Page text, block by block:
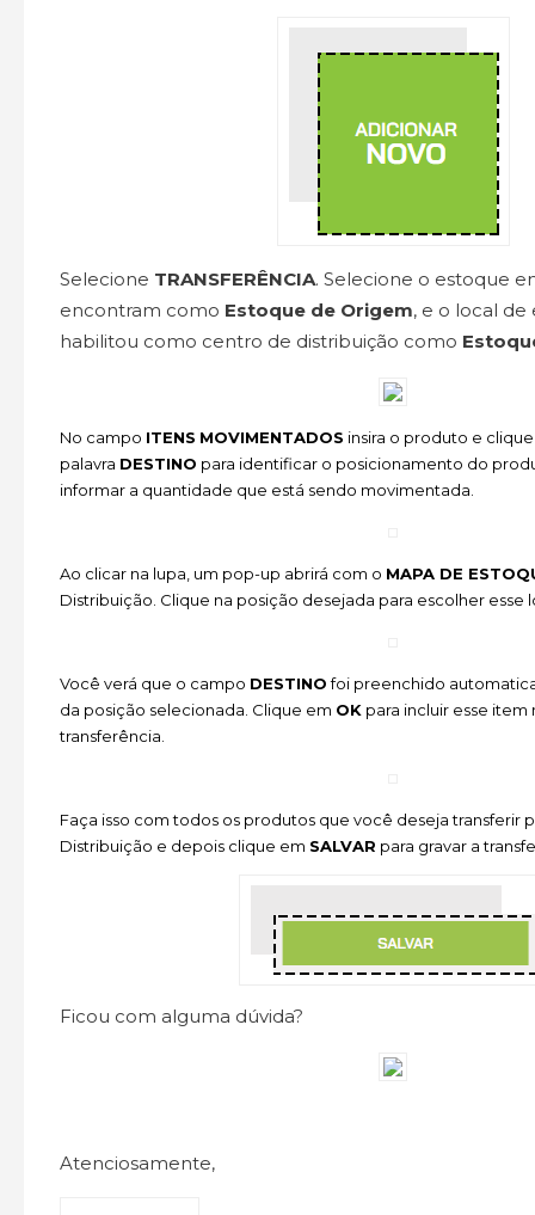
Selecione TRANSFERÊNCIA. Selecione o estoque
encontram como Estoque de Origem, e o local
habilitou como centro de distribuição como
No campo ITENS MOVIMENTADOS insira o produto e
palavra DESTINO para identificar o posicionamento do
informar a quantidade que está sendo movimentada.
Ao clicar na lupa, um pop-up abrirá com o MAPA DE
Distribuição. Clique na posição desejada para escolher esse
Você verá que o campo DESTINOfoi preenchido
da posição selecionada. Clique em OK para incluir esse
transferência.
Faça isso com todos os produtos que você deseja transferir
Distribuição e depois clique em SALVAR para gravar a
Ficou com alguma dúvida?
Atenciosamente,